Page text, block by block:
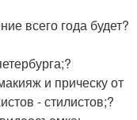
всего года будет?
и прическу от
- стилистов;?